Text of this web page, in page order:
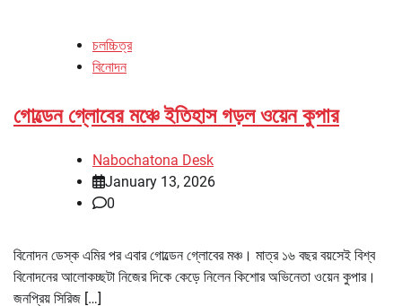
চলচ্চিত্র
বিনোদন
গোল্ডেন গ্লোবের মঞ্চে ইতিহাস গড়ল ওয়েন কুপার
Nabochatona Desk
January 13, 2026
0
বিনোদন ডেস্ক এমির পর এবার গোল্ডেন গ্লোবের মঞ্চ। মাত্র ১৬ বছর বয়সেই বিশ্ব
বিনোদনের আলোকচ্ছটা নিজের দিকে কেড়ে নিলেন কিশোর অভিনেতা ওয়েন কুপার।
জনপ্রিয় সিরিজ […]